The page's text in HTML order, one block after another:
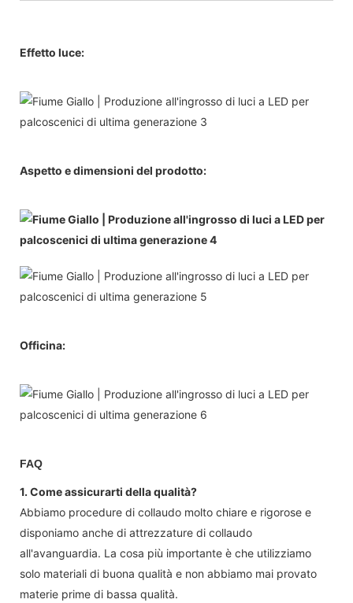
Effetto luce:
Aspetto e dimensioni del prodotto:
Officina:
FAQ
1. Come assicurarti della qualità?
Abbiamo procedure di collaudo molto chiare e rigorose e
disponiamo anche di attrezzature di collaudo
all'avanguardia. La cosa più importante è che utilizziamo
solo materiali di buona qualità e non abbiamo mai provato
materie prime di bassa qualità.